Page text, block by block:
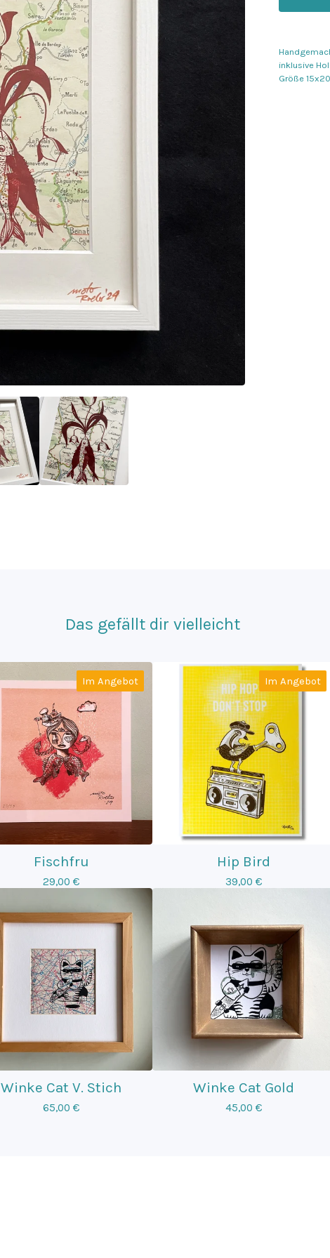
inklusive
Größe
Das gefällt dir vielleicht
Im Angebot
Fischfru
29,00 €
Im Angebot
Hip Bird
39,00 €
Winke Cat V. Stich
65,00 €
Winke Cat Gold
45,00 €